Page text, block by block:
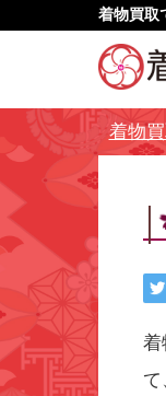
着物買取
着物
着